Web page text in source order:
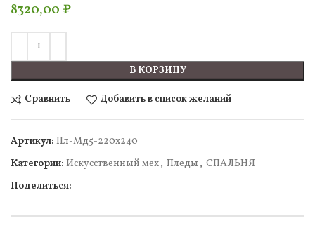
8320,00 ₽
В КОРЗИНУ
Сравнить Добавить в список желаний
Артикул: Пл-Мд5-220х240
Категории: Искусcтвенный мех, Пледы , СПАЛЬНЯ
Поделиться: